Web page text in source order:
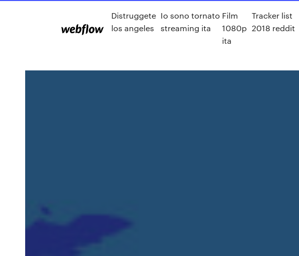
Distruggete
los angeles
Io sono tornato
streaming ita
Film
1080p
ita
Tracker list
2018 reddit